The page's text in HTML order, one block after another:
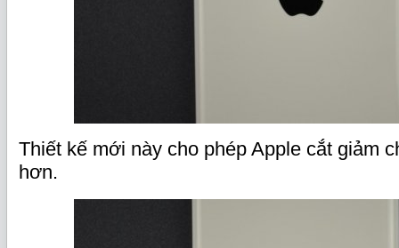
Thiết kế mới này cho phép Apple cắt giảm
hơn.